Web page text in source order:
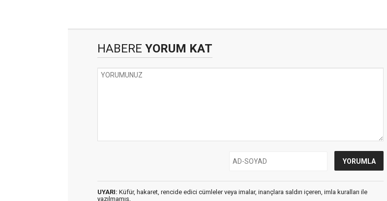
HABERE YORUM KAT
UYARI: Küfür, hakaret, rencide edici cümleler veya imalar, inançlara saldırı içeren, imla kuralları ile
yazılmamış,